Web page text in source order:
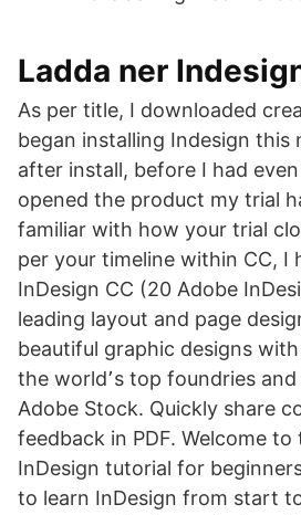
Ladda ner
As per title, I downloaded
began installing Indesign this
after install, before I had
opened the product my trial
familiar with how your trial
per your timeline within CC, I
InDesign CC (20 Adobe
leading layout and page
beautiful graphic designs
the world՚s top foundries
Adobe Stock. Quickly share
feedback in PDF. Welcome
InDesign tutorial for
to learn InDesign from start